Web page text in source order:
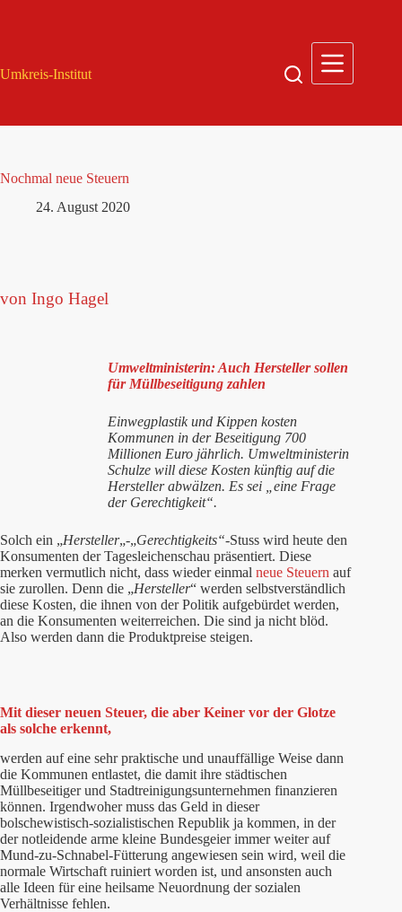
Umkreis-Institut
Nochmal neue Steuern
24. August 2020
von Ingo Hagel
Umweltministerin: Auch Hersteller sollen
für Müllbeseitigung zahlen
Einwegplastik und Kippen kosten
Kommunen in der Beseitigung 700
Millionen Euro jährlich. Umweltministerin
Schulze will diese Kosten künftig auf die
Hersteller abwälzen. Es sei „eine Frage
der Gerechtigkeit“.
Solch ein „Hersteller„-„Gerechtigkeits“-Stuss wird heute den
Konsumenten der Tagesleichenschau präsentiert. Diese
merken vermutlich nicht, dass wieder einmal neue Steuern auf
sie zurollen. Denn die „Hersteller“ werden selbstverständlich
diese Kosten, die ihnen von der Politik aufgebürdet werden,
an die Konsumenten weiterreichen. Die sind ja nicht blöd.
Also werden dann die Produktpreise steigen.
Mit dieser neuen Steuer, die aber Keiner vor der Glotze
als solche erkennt,
werden auf eine sehr praktische und unauffällige Weise dann
die Kommunen entlastet, die damit ihre städtischen
Müllbeseitiger und Stadtreinigungsunternehmen finanzieren
können. Irgendwoher muss das Geld in dieser
bolschewistisch-sozialistischen Republik ja kommen, in der
der notleidende arme kleine Bundesgeier immer weiter auf
Mund-zu-Schnabel-Fütterung angewiesen sein wird, weil die
normale Wirtschaft ruiniert worden ist, und ansonsten auch
alle Ideen für eine heilsame Neuordnung der sozialen
Verhältnisse fehlen.